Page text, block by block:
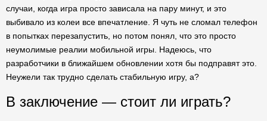
случаи, когда игра просто зависала на пару минут, и это
выбивало из колеи все впечатление. Я чуть не сломал телефон
в попытках перезапустить, но потом понял, что это просто
неумолимые реалии мобильной игры. Надеюсь, что
разработчики в ближайшем обновлении хотя бы подправят это.
Неужели так трудно сделать стабильную игру, а?
В заключение — стоит ли играть?